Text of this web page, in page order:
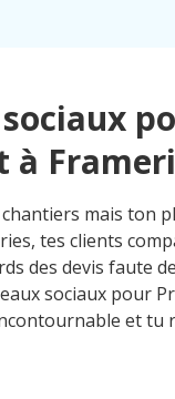
sociaux
à
mais ton
tes clients
des devis faute
sociaux pour
et tu